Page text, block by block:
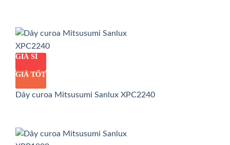
GIÁ SỈ
GIÁ TỐT
Dây curoa Mitsusumi Sanlux XPC2240